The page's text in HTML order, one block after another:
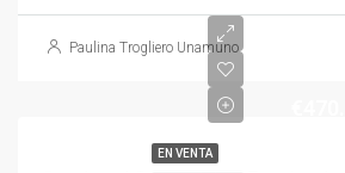
Paulina Trogliero Unamuno
EN VENTA